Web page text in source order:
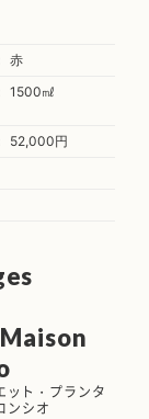
赤
1500㎖
52,000円
ット・プランタ
ンシオ